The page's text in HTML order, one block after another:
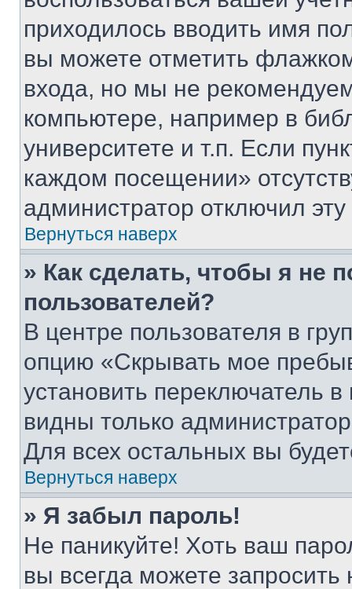
приходилось вводить имя
вы можете отметить
входа, но мы не
компьютере, например в
университете и т.п. Если
каждом посещении»
администратор отключил
Вернуться наверх
» Как сделать, чтобы я не
пользователей?
В центре пользователя в
опцию «Скрывать мое
установить переключатель
видны только
Для всех остальных вы
Вернуться наверх
» Я забыл пароль!
Не паникуйте! Хоть ваш
вы всегда можете